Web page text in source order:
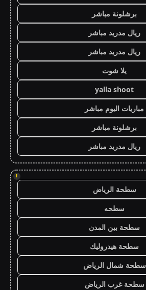
برشلونة مباشر
ريال مدريد مباشر
ريال مدريد مباشر
يلا شوت
yalla shoot
مباريات اليوم مباشر
برشلونة مباشر
ريال مدريد مباشر
!
سطحة الرياض
سطحه
سطحة بين المدن
سطحة هيدروليك
سطحة شمال الرياض
سطحة غرب الرياض